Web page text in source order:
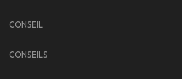
CONSEIL
CONSEILS